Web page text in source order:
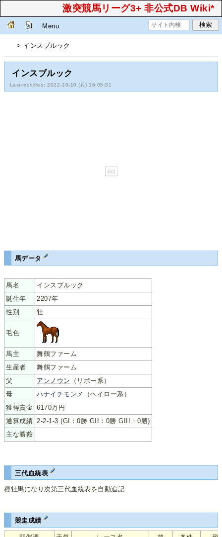
激突競馬リーグ3+ 非公式DB Wiki*
Menu
> インスブルック
インスブルック
Last-modified: 2022-10-10 (月) 16:05:31
馬データ
馬名
インスブルック
誕生年
2207年
性別
牡
毛色
馬主
舞鶴ファーム
生産者
舞鶴ファーム
父
アンノウン
（リボー系）
母
ハナイチモンメ
（ヘイロー系）
獲得賞金 6170万円
通算成績 2-2-1-3 (GI：0勝 GII：0勝 GIII：0勝)
主な勝鞍
三代血統表
種牡馬になり次第三代血統表を自動追記
競走成績